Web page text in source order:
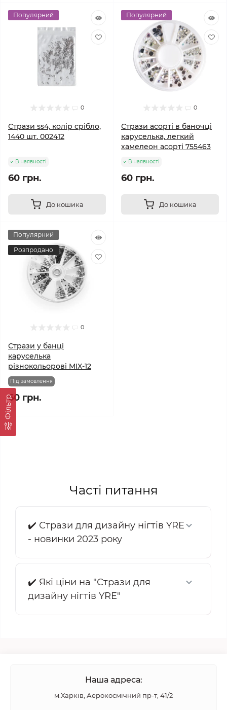
Фільтр
Популярний
0
Стрази ss4, колір срібло,
1440 шт. 002412
В наявності
60 грн.
До кошика
Популярний
0
Стрази асорті в баночці
каруселька, легкий
хамелеон асорті 755463
В наявності
60 грн.
До кошика
Популярний
Розпродано
0
Стрази у банці
каруселька
різнокольорові MIX-12
Під замовлення
60 грн.
Часті питання
✔️ Стрази для дизайну нігтів YRE
- новинки 2023 року
✔️ Які ціни на "Стрази для
дизайну нігтів YRE"
Наша адреса:
м.Харків, Аерокосмічний пр-т, 41/2